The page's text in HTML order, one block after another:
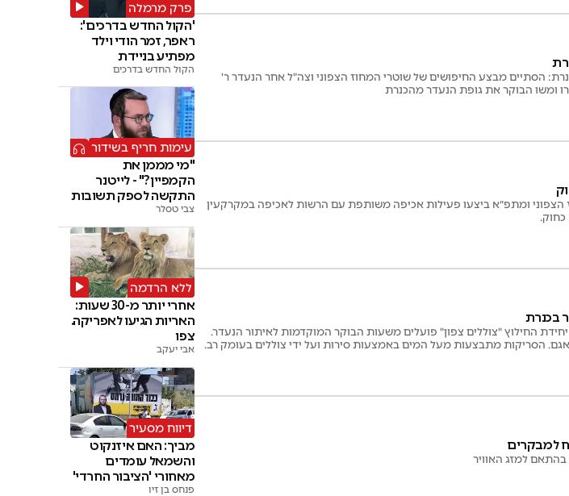
הסתיים מבצע החיפושים של שוטרי המחוז הצפוני וצה"ל אחר הנעדר ר'
ומשו הבוקר את גופת הנעדר מהכנרת
הצפוני ומתפ״א ביצעו פעילות אכיפה משותפת עם הרשות לאכיפה במקרקעין
כחוק.
בכנרת
החילוץ "צוללים צפון" פועלים משעות הבוקר המוקדמות לאיתור הנעדר.
הסריקות מתבצעות מעל המים באמצעות סירות ועל ידי צוללים בעומק רב.
למבקרים
למזג האוויר
פרק מרמלה
'הקול החדש בדרכים':
ראפר, זמר הודי וילד
מפתיע בניידת
הקול החדש בדרכים
עימות חריף בשידור
"מי מממן את
הקמפיין?" - לייטנר
התקשה לספק תשובות
צבי טסלר
ללא הרדמה
אחרי יותר מ-30 שעות:
האריות הגיעו לאפריקה.
צפו
אבי יעקב
דיווח מסעיר
מביך: האם איזנקוט
והשמאל עומדים
מאחורי 'הציבור החרדי'
פנחס בן זיו